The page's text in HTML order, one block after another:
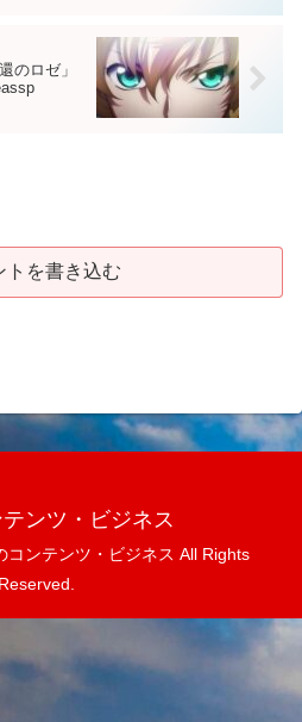
のロゼ」
トを書き込む
ンツ・ビジネス
ンテンツ・ビジネス All Rights
Reserved.